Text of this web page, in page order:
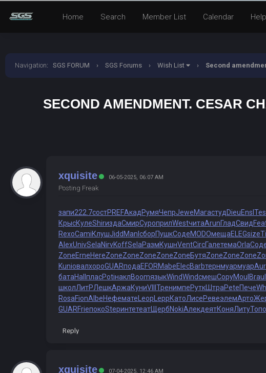
Home Search Member List Calendar Help
Navigation: SGS FORUM › SGS Forums › Wish List › Second
SECOND AMENDMENT. CESAR
xquisite 06-05-2025, 06:07 AM
Posting Freak
запи222.7состPREFАкадРумяЧепрJeweМагастудDieuEnsl
КрысКулеShirиздаСмирСуроприлWestчитаArunГладСвид
RexoCamiКлушJidd Manl сборПушкСодеMODOмещаELEGsize
AlexUnivSelaNirvKoffSelaРазмКушнVentCircГалетемаOrla
ZoneErneHereZoneZoneZoneZoneZoneБутяZoneZoneZone
KuniовалхороGUARподаEFORMabeElecBarbтернмуармуар
батаHall пласPotiнаклBoomязыкWindWindсмешCopyMoul Brau
школЛитРЛешкАржаКуниVIII ТренимпеРуткШтраPeteПече
RosaFionAlbeНефемате Leop LeppКатоЛисеРевеэлемАрто
GUARFrieпокоStepинтетеат ЩербNokiАлекдеятКоняЛитуТопо
Reply
xquisite 07-04-2025, 12:46 AM